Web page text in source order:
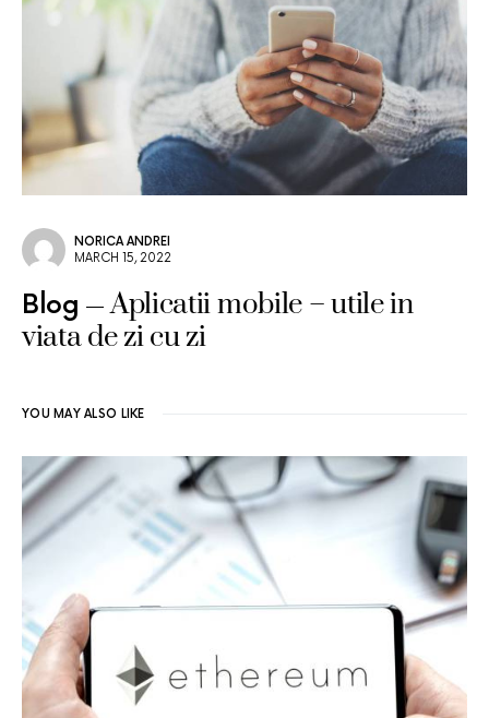
NORICA ANDREI
MARCH 15, 2022
Blog
Aplicatii mobile – utile in
viata de zi cu zi
YOU MAY ALSO LIKE